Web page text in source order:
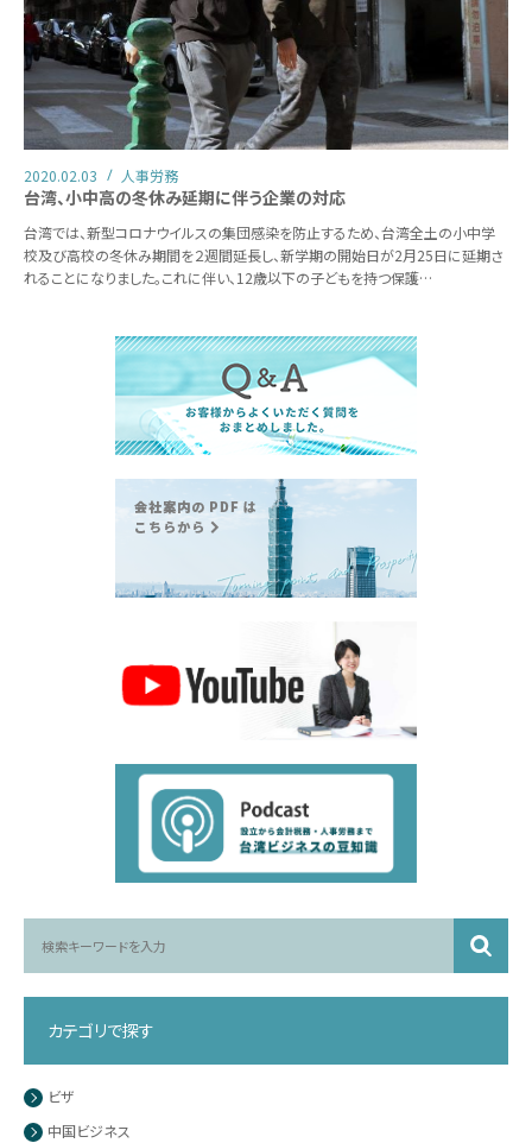
2020.02.03 人事労務
台湾、小中高の冬休み延期に伴う企業の対応
台湾では、新型コロナウイルスの集団感染を防止するため、台湾全土の小中学
校及び高校の冬休み期間を２週間延長し、新学期の開始日が2月25日に延期さ
れることになりました。これに伴い、12歳以下の子どもを持つ保護…
カテゴリで探す
ビザ
中国ビジネス